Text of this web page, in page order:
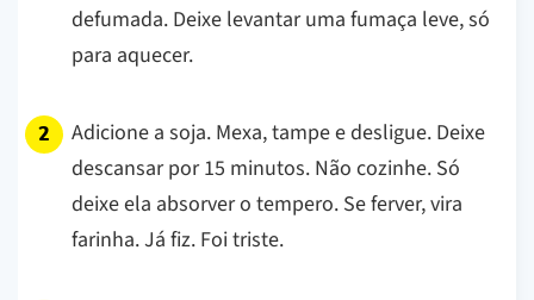
defumada. Deixe levantar uma fumaça leve, só
para aquecer.
Adicione a soja. Mexa, tampe e desligue. Deixe
descansar por 15 minutos. Não cozinhe. Só
deixe ela absorver o tempero. Se ferver, vira
farinha. Já fiz. Foi triste.